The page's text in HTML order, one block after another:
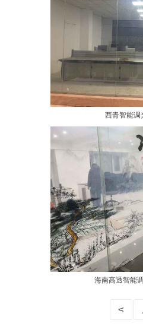
西青智能调
海南高透智能
<